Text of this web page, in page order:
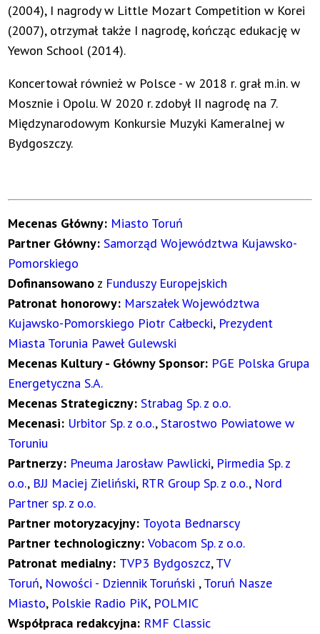
(2004), I nagrody w Little Mozart Competition w Korei
(2007), otrzymał także I nagrodę, kończąc edukację w
Yewon School (2014).
Koncertował również w Polsce - w 2018 r. grał m.in. w
Mosznie i Opolu. W 2020 r. zdobył II nagrodę na 7.
Międzynarodowym Konkursie Muzyki Kameralnej w
Bydgoszczy.
Mecenas Główny: Miasto Toruń
Partner Główny:Samorząd Województwa Kujawsko-
Pomorskiego
Dofinansowano z Funduszy Europejskich
Patronat honorowy: Marszałek Województwa
Kujawsko-Pomorskiego Piotr Całbecki, Prezydent
Miasta Torunia Paweł Gulewski
Mecenas Kultury - Główny Sponsor: PGE Polska Grupa
Energetyczna S.A.
Mecenas Strategiczny:Strabag Sp. z o.o.
Mecenasi: Urbitor Sp. z o.o.,Starostwo Powiatowe w
Toruniu
Partnerzy: Pneuma Jarosław Pawlicki, Pirmedia Sp. z
o.o., BJJ Maciej Zieliński, RTR Group Sp. z o.o., Nord
Partner sp. z o.o.
Partner motoryzacyjny: Toyota Bednarscy
Partner technologiczny:Vobacom Sp. z o.o.
Patronat medialny: TVP3 Bydgoszcz,TV
Toruń, Nowości - Dziennik Toruński ,Toruń Nasze
Miasto, Polskie Radio PiK, POLMIC
Współpraca redakcyjna: RMF Classic